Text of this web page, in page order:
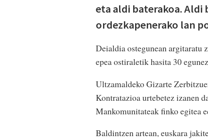
eta aldi baterakoa.
ordezkapenerako lan
Deialdia ostegunean argitaratu
epea ostiraletik hasita 30
Ultzamaldeko Gizarte
Kontratazioa urtebetez izanen
Mankomunitateak finko egitea
Baldintzen artean, euskara